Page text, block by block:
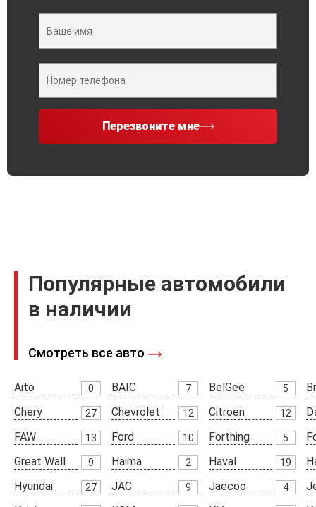
Перезвоните мне
Популярные автомобили
в наличии
Смотреть все авто
Aito 0 BAIC 7 BelGee 5
Chery
27 Chevrolet 12 Citroen 12
FAW
13 Ford 10 Forthing 5
Great Wall
9 Haima 2 Haval 19
Hyundai
27 JAC 9 Jaecoo 4